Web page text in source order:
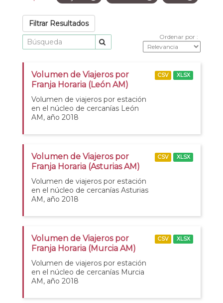
Filtrar Resultados
Ordenar por
Volumen de Viajeros por
Franja Horaria (León AM)
Volumen de viajeros por estación
en el núcleo de cercanías León
AM, año 2018
CSV XLSX
Volumen de Viajeros por
Franja Horaria (Asturias AM)
Volumen de viajeros por estación
en el núcleo de cercanías Asturias
AM, año 2018
CSV XLSX
Volumen de Viajeros por
Franja Horaria (Murcia AM)
Volumen de viajeros por estación
en el núcleo de cercanías Murcia
AM, año 2018
CSV XLSX